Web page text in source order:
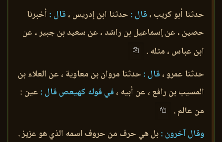
حدثنا أبو كريب ، قال : حدثنا ابن إدريس ، قال : أخبرنا
حصين ، عن إسماعيل بن راشد ، عن سعيد بن جبير ، عن
ابن عباس ، مثله .
حدثنا عمرو ، قال : حدثنا مروان بن معاوية ، عن العلاء بن
المسيب بن رافع ، عن أبيه ، في قوله كهيعص قال : عين :
من عالم .
وقال آخرون :بل هي حرف من حروف اسمه الذي هو عزيز .